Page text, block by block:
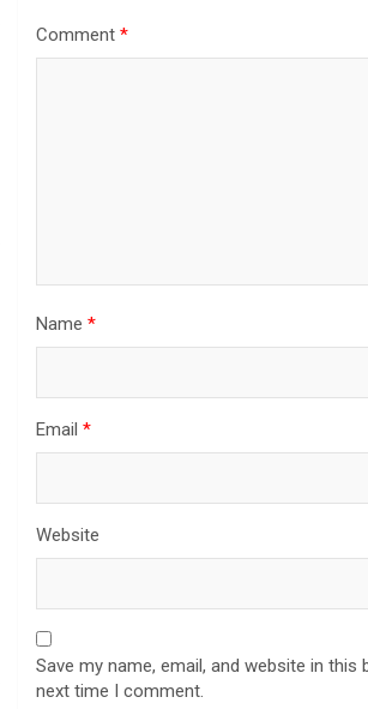
Comment *
Name *
Email *
Website
Save my name, email, and website in this
next time I comment.